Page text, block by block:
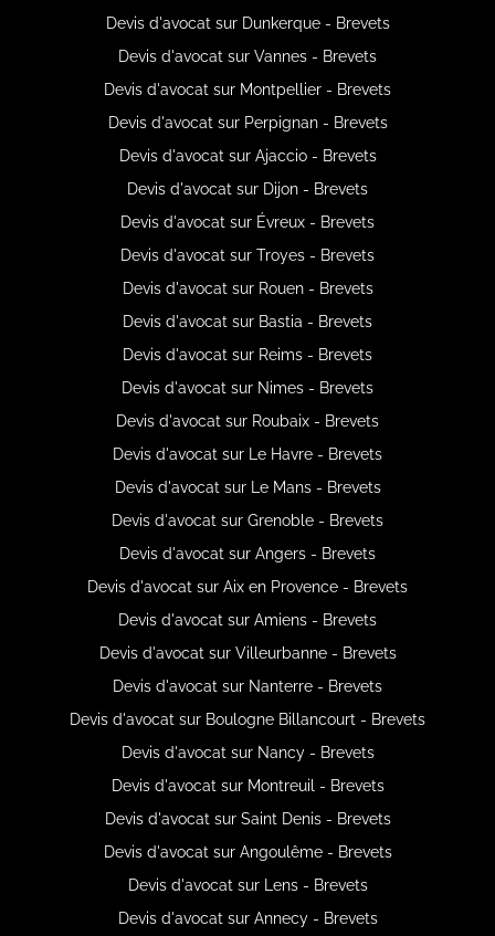
Devis d'avocat sur Dunkerque - Brevets
Devis d'avocat sur Vannes - Brevets
Devis d'avocat sur Montpellier - Brevets
Devis d'avocat sur Perpignan - Brevets
Devis d'avocat sur Ajaccio - Brevets
Devis d'avocat sur Dijon - Brevets
Devis d'avocat sur Évreux - Brevets
Devis d'avocat sur Troyes - Brevets
Devis d'avocat sur Rouen - Brevets
Devis d'avocat sur Bastia - Brevets
Devis d'avocat sur Reims - Brevets
Devis d'avocat sur Nimes - Brevets
Devis d'avocat sur Roubaix - Brevets
Devis d'avocat sur Le Havre - Brevets
Devis d'avocat sur Le Mans - Brevets
Devis d'avocat sur Grenoble - Brevets
Devis d'avocat sur Angers - Brevets
Devis d'avocat sur Aix en Provence - Brevets
Devis d'avocat sur Amiens - Brevets
Devis d'avocat sur Villeurbanne - Brevets
Devis d'avocat sur Nanterre - Brevets
Devis d'avocat sur Boulogne Billancourt - Brevets
Devis d'avocat sur Nancy - Brevets
Devis d'avocat sur Montreuil - Brevets
Devis d'avocat sur Saint Denis - Brevets
Devis d'avocat sur Angoulême - Brevets
Devis d'avocat sur Lens - Brevets
Devis d'avocat sur Annecy - Brevets